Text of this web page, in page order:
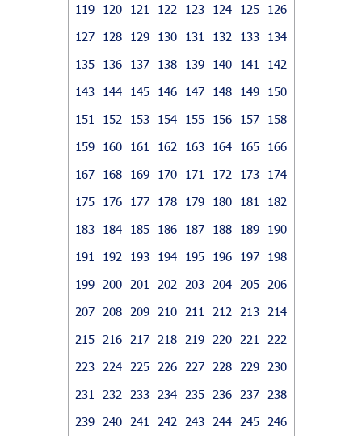
119
120 121 122 123 124 125
126
127
128 129 130 131 132 133
134
135
136 137 138 139 140 141
142
143
144 145 146 147 148 149
150
151
152 153 154 155 156 157
158
159
160 161 162 163 164 165
166
167
168 169 170 171 172 173
174
175
176 177 178 179 180 181
182
183
184 185 186 187 188 189
190
191
192 193 194 195 196 197
198
199
200 201 202 203 204 205
206
207
208 209 210 211 212 213
214
215
216 217 218 219 220 221
222
223
224 225 226 227 228 229
230
231
232 233 234 235 236 237
238
239
240 241 242 243 244 245
246